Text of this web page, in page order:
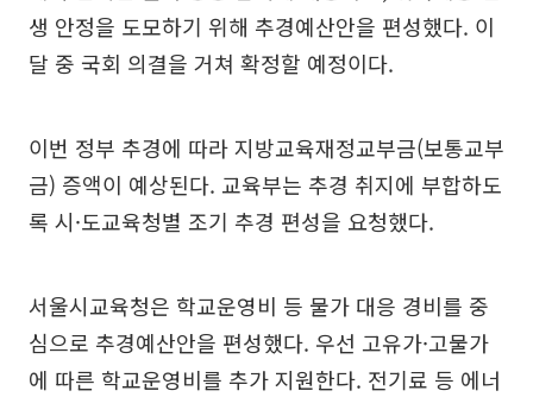
생 안정을 도모하기 위해 추경예산안을 편성했다. 이
달 중 국회 의결을 거쳐 확정할 예정이다.
이번 정부 추경에 따라 지방교육재정교부금(보통교부
금) 증액이 예상된다. 교육부는 추경 취지에 부합하도
록 시·도교육청별 조기 추경 편성을 요청했다.
서울시교육청은 학교운영비 등 물가 대응 경비를 중
심으로 추경예산안을 편성했다. 우선 고유가·고물가
에 따른 학교운영비를 추가 지원한다. 전기료 등 에너